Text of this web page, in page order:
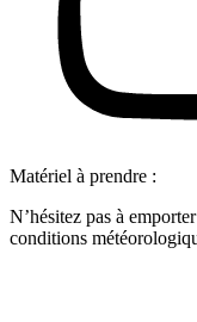
Matériel à prendre :
N’hésitez pas à
conditions